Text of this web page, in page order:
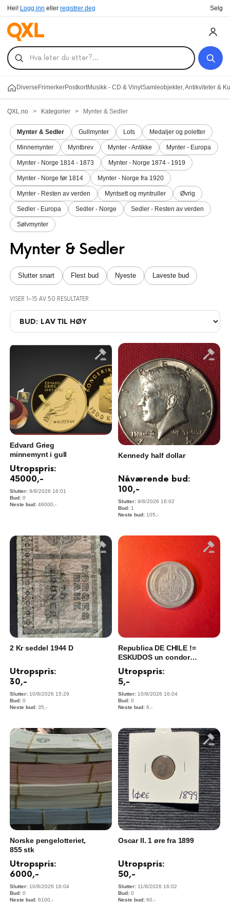
Hei! Logg inn eller registrer deg Selg
Diverse FrimerkerPostkortMusikk - CD & Vinyl Samleobjekter, Antikviteter &
QXL.no > Kategorier > Mynter & Sedler
Mynter & Sedler Gullmynter Lots Medaljer og poletter
Minnemynter Myntbrev Mynter - Antikke Mynter - Europa
Mynter - Norge 1814 - 1873 Mynter - Norge 1874 - 1919
Mynter - Norge før 1814 Mynter - Norge fra 1920
Mynter - Resten av verden Myntsett og myntruller Øvrig
Sedler - Europa Sedler - Norge Sedler - Resten av verden
Sølvmynter
Mynter & Sedler
Slutter snart Flest bud Nyeste Laveste bud
VISER 1–15 AV 50 RESULTATER
Edvard Grieg
minnemynt i gull
Utropspris:
45000,-
9/8/2026 16:01
0
46000 ,-
Kennedy half dollar
Nåværende bud:
100,-
9/8/2026 16:02
1
105 ,-
2 Kr seddel 1944 D
Utropspris:
30,-
10/8/2026 15:29
0
35 ,-
Republica DE CHILE !=
ESKUDOS un condor
Aluminium 1957
Utropspris:
5,-
10/8/2026 16:04
0
6 ,-
Norske pengelotteriet,
855 stk
Utropspris:
6000,-
10/8/2026 16:04
0
6100 ,-
Oscar II. 1 øre fra 1899
Utropspris:
50,-
11/8/2026 16:02
0
60 ,-